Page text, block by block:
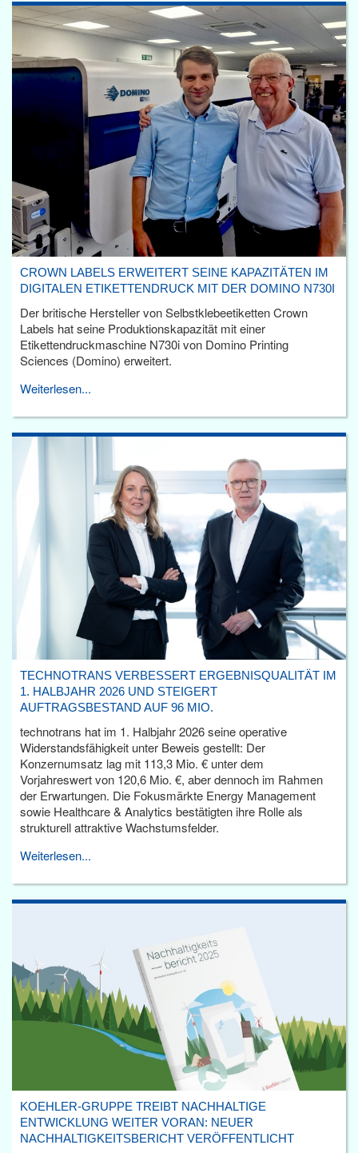
CROWN LABELS ERWEITERT SEINE KAPAZITÄTEN IM
DIGITALEN ETIKETTENDRUCK MIT DER DOMINO N730I
Der britische Hersteller von Selbstklebeetiketten Crown
Labels hat seine Produktionskapazität mit einer
Etikettendruckmaschine N730i von Domino Printing
Sciences (Domino) erweitert.
Weiterlesen...
TECHNOTRANS VERBESSERT ERGEBNISQUALITÄT IM
1. HALBJAHR 2026 UND STEIGERT
AUFTRAGSBESTAND AUF 96 MIO.
technotrans hat im 1. Halbjahr 2026 seine operative
Widerstandsfähigkeit unter Beweis gestellt: Der
Konzernumsatz lag mit 113,3 Mio. € unter dem
Vorjahreswert von 120,6 Mio. €, aber dennoch im Rahmen
der Erwartungen. Die Fokusmärkte Energy Management
sowie Healthcare & Analytics bestätigten ihre Rolle als
strukturell attraktive Wachstumsfelder.
Weiterlesen...
KOEHLER-GRUPPE TREIBT NACHHALTIGE
ENTWICKLUNG WEITER VORAN: NEUER
NACHHALTIGKEITSBERICHT VERÖFFENTLICHT